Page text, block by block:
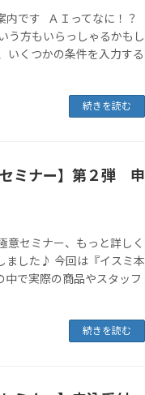
内です ＡＩってなに！？
う方もいらっしゃるかもし
いくつかの条件を入力する
続きを読む
セミナー】第２弾 申
意セミナー、もっと詳しく
ました♪ 今回は『イスミ本
で実際の商品やスタッフ
続きを読む